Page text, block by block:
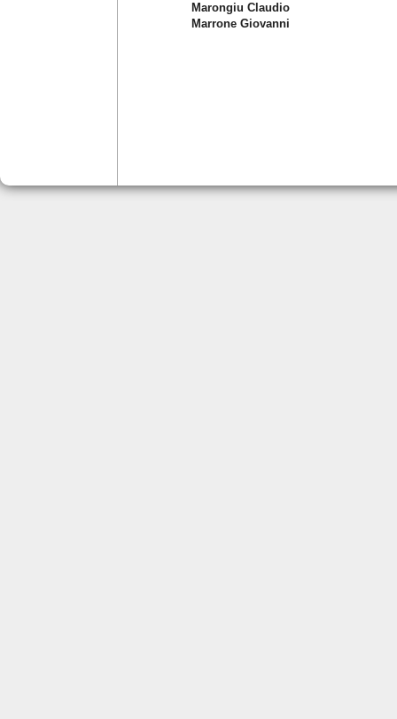
Marongiu Claudio
Marrone Giovanni